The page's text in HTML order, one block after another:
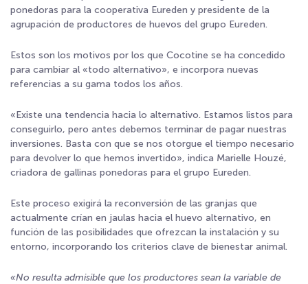
ponedoras para la cooperativa Eureden y presidente de la
agrupación de productores de huevos del grupo Eureden.
Estos son los motivos por los que Cocotine se ha concedido
para cambiar al «todo alternativo», e incorpora nuevas
referencias a su gama todos los años.
«Existe una tendencia hacia lo alternativo. Estamos listos para
conseguirlo, pero antes debemos terminar de pagar nuestras
inversiones. Basta con que se nos otorgue el tiempo necesario
para devolver lo que hemos invertido», indica Marielle Houzé,
criadora de gallinas ponedoras para el grupo Eureden.
Este proceso exigirá la reconversión de las granjas que
actualmente crían en jaulas hacia el huevo alternativo, en
función de las posibilidades que ofrezcan la instalación y su
entorno, incorporando los criterios clave de bienestar animal.
«No resulta admisible que los productores sean la variable de